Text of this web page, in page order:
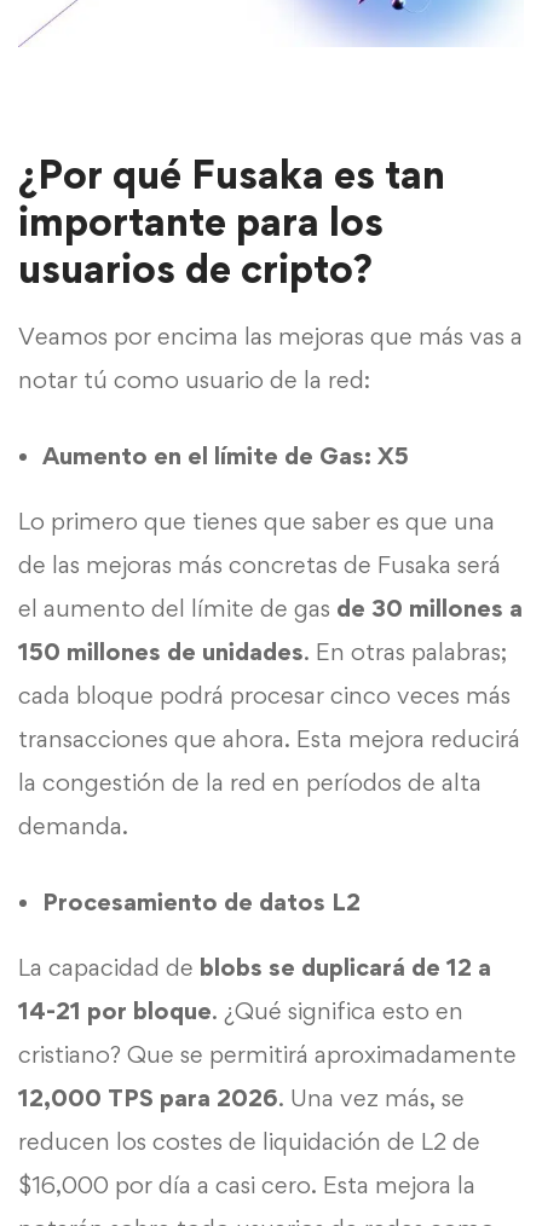
¿Por qué Fusaka es tan
importante para los
usuarios de cripto?
Veamos por encima las mejoras que más vas a
notar tú como usuario de la red:
Aumento en el límite de Gas: X5
Lo primero que tienes que saber es que una
de las mejoras más concretas de Fusaka será
el aumento del límite de gas de 30 millones a
150 millones de unidades. En otras palabras;
cada bloque podrá procesar cinco veces más
transacciones que ahora. Esta mejora reducirá
la congestión de la red en períodos de alta
demanda.
Procesamiento de datos L2
La capacidad de blobs se duplicará de 12 a
14-21 por bloque. ¿Qué significa esto en
cristiano? Que se permitirá aproximadamente
12,000 TPS para 2026. Una vez más, se
reducen los costes de liquidación de L2 de
$16,000 por día a casi cero. Esta mejora la